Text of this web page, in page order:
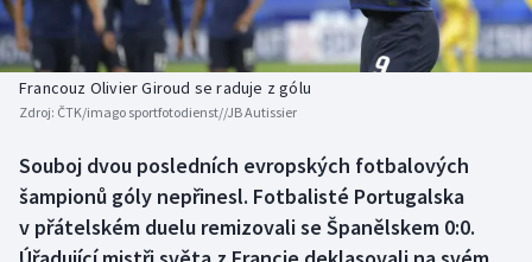
Basketbal
Biatlon
Box
Curling
Historické návraty
Aplikace ČT sport
Francouz Olivier Giroud se raduje z gólu
Zdroj: ČTK/imago sportfotodienst//JB Autissier
Souboj dvou posledních evropských fotbalových
šampionů góly nepřinesl. Fotbalisté Portugalska
v přátelském duelu remizovali se Španělskem 0:0.